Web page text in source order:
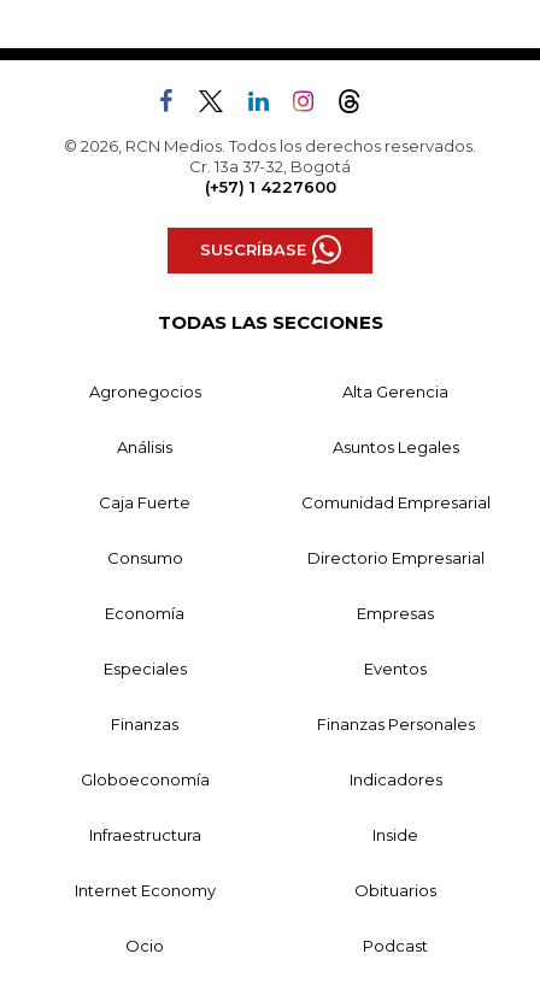
© 2026, RCN Medios. Todos los derechos reservados.
Cr. 13a 37-32, Bogotá
(+57) 1 4227600
SUSCRÍBASE
TODAS LAS SECCIONES
Agronegocios Alta Gerencia
Análisis Asuntos Legales
Caja Fuerte Comunidad Empresarial
Consumo Directorio Empresarial
Economía Empresas
Especiales Eventos
Finanzas Finanzas Personales
Globoeconomía Indicadores
Infraestructura Inside
Internet Economy Obituarios
Ocio Podcast